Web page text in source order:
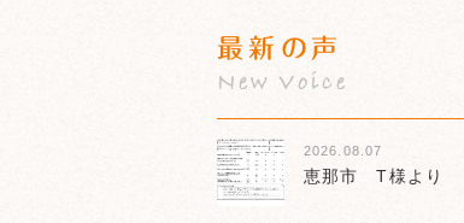
最新の声
New Voice
2026.08.07
恵那市 T様より